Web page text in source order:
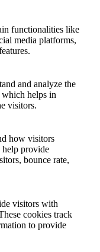
functionalities like
media platforms,
and analyze the
helps in
visitors.
how visitors
help provide
bounce rate,
visitors with
cookies track
to provide